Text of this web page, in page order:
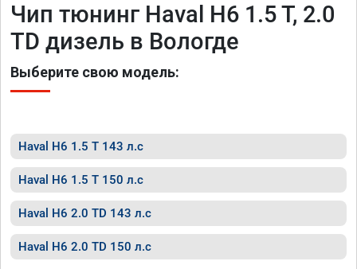
Чип тюнинг Haval H6 1.5 T, 2.0
TD дизель в Вологде
Выберите свою модель:
Haval H6 1.5 T 143 л.с
Haval H6 1.5 T 150 л.с
Haval H6 2.0 TD 143 л.с
Haval H6 2.0 TD 150 л.с